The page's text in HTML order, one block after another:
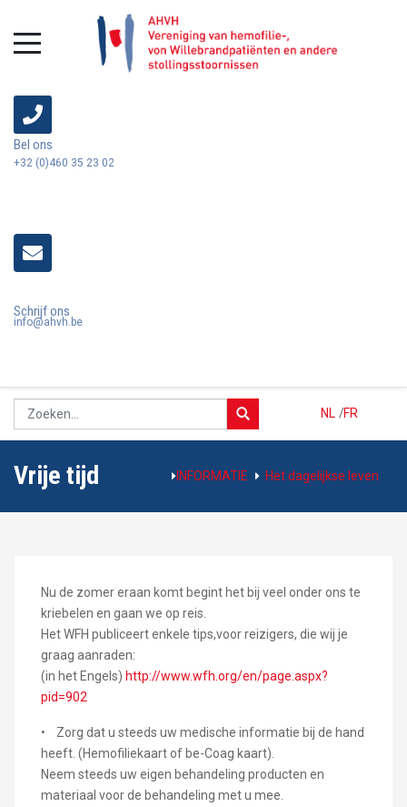
Bel ons
+32 (0)460 35 23 02
Schrijf ons
info@ahvh.be
NL FR
/
Vrije tijd INFORMATIE Het dagelijkse leven
Nu de zomer eraan komt begint het bij veel onder ons te
kriebelen en gaan we op reis.
Het WFH publiceert enkele tips,voor reizigers, die wij je
graag aanraden:
(in het Engels) http://www.wfh.org/en/page.aspx?
pid=902
• Zorg dat u steeds uw medische informatie bij de hand
heeft. (Hemofiliekaart of be-Coag kaart).
Neem steeds uw eigen behandeling producten en
materiaal voor de behandeling met u mee.